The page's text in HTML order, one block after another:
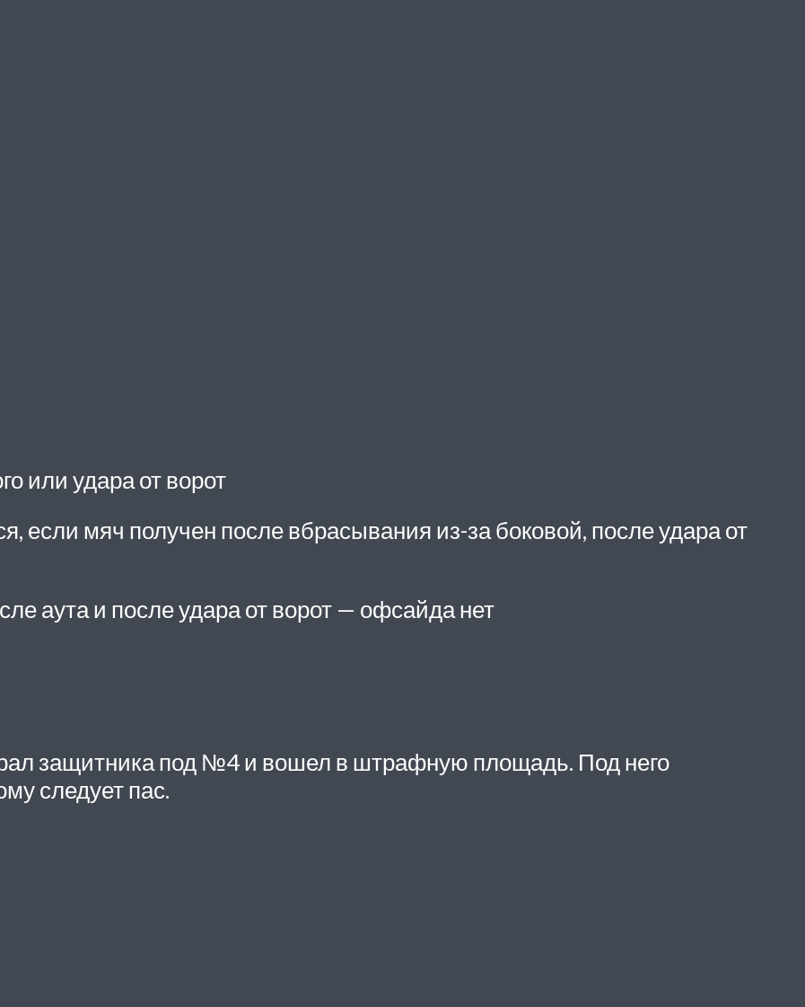
или удара от ворот
если мяч получен после вбрасывания из-за боковой, после удара от
аута и после удара от ворот — офсайда нет
защитника под №4 и вошел в штрафную площадь. Под него
следует пас.